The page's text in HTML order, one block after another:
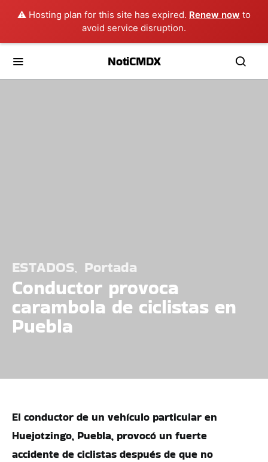
⚠️ Hosting plan for this site has expired. Renew now to
avoid service disruption.
NotiCMDX
ESTADOS Portada
Conductor provoca
carambola de ciclistas en
Puebla
El conductor de un vehículo particular en
Huejotzingo, Puebla, provocó un fuerte
accidente de ciclistas después de que no